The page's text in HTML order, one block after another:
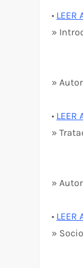
• LEER
»
»
• LEER
»
»
• LEER
»